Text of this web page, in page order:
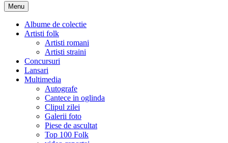
Menu Skip
to
content
Albume de colectie
Artisti folk
Artisti romani
Artisti straini
Concursuri
Lansari
Multimedia
Autografe
Cantece in oglinda
Clipul zilei
Galerii foto
Piese de ascultat
Top 100 Folk